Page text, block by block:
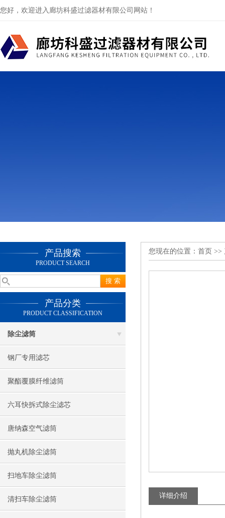
您好，欢迎进入廊坊科盛过滤器材有限公司网站！
产品搜索
PRODUCT SEARCH
产品分类
PRODUCT CLASSIFICATION
除尘滤筒
钢厂专用滤芯
聚酯覆膜纤维滤筒
六耳快拆式除尘滤芯
唐纳森空气滤筒
抛丸机除尘滤筒
扫地车除尘滤筒
清扫车除尘滤筒
您现在的位置： 首页 >>
详细介绍